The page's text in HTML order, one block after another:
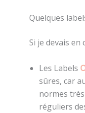
Quelques
Si je devais en
Les Labels
sûres, car
normes
réguliers